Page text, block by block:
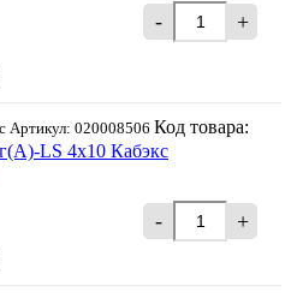
- +
Артикул: 020008506 Код товара:
LS 4х10 Кабэкс
- +